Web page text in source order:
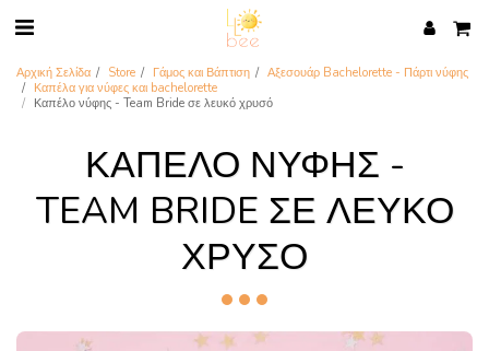
Αρχική Σελίδα Store Γάμος και Βάπτιση
Αξεσουάρ Bachelorette - Πάρτι νύφης
Καπέλα για νύφες και bachelorette
Καπέλο νύφης - Team Bride σε λευκό χρυσό
ΚΑΠΈΛΟ ΝΎΦΗΣ -
TEAM BRIDE ΣΕ ΛΕΥΚΌ
ΧΡΥΣΌ